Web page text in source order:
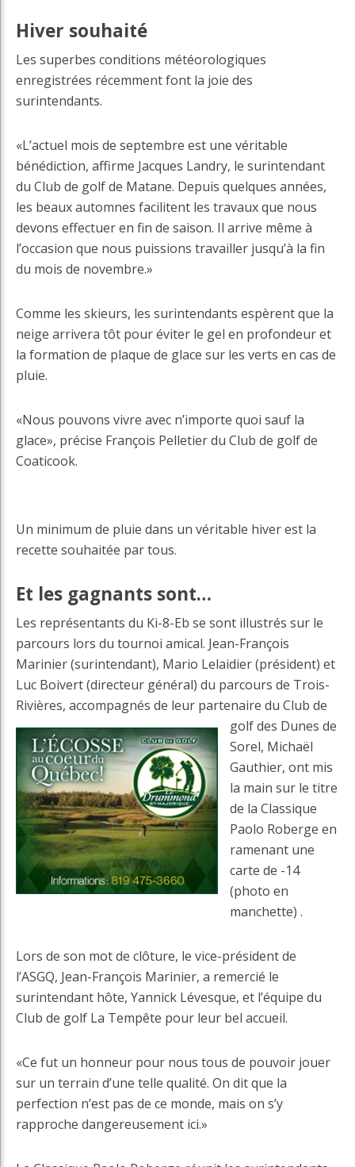
Hiver souhaité
Les superbes conditions météorologiques
enregistrées récemment font la joie des
surintendants.
«L’actuel mois de septembre est une véritable
bénédiction, affirme Jacques Landry, le surintendant
du Club de golf de Matane. Depuis quelques années,
les beaux automnes facilitent les travaux que nous
devons effectuer en fin de saison. Il arrive même à
l’occasion que nous puissions travailler jusqu’à la fin
du mois de novembre.»
Comme les skieurs, les surintendants espèrent que la
neige arrivera tôt pour éviter le gel en profondeur et
la formation de plaque de glace sur les verts en cas de
pluie.
«Nous pouvons vivre avec n’importe quoi sauf la
glace», précise François Pelletier du Club de golf de
Coaticook.
Un minimum de pluie dans un véritable hiver est la
recette souhaitée par tous.
Et les gagnants sont…
Les représentants du Ki-8-Eb se sont illustrés sur le
parcours lors du tournoi amical. Jean-François
Marinier (surintendant), Mario Lelaidier (président) et
Luc Boivert (directeur général) du parcours de Trois-
Rivières, accompagnés de leur partenaire du Club de
golf des Dunes de
Sorel, Michaël
Gauthier, ont mis
la main sur le titre
de la Classique
Paolo Roberge en
ramenant une
carte de -14
(photo en
manchette) .
Lors de son mot de clôture, le vice-président de
l’ASGQ, Jean-François Marinier, a remercié le
surintendant hôte, Yannick Lévesque, et l’équipe du
Club de golf La Tempête pour leur bel accueil.
«Ce fut un honneur pour nous tous de pouvoir jouer
sur un terrain d’une telle qualité. On dit que la
perfection n’est pas de ce monde, mais on s’y
rapproche dangereusement ici.»